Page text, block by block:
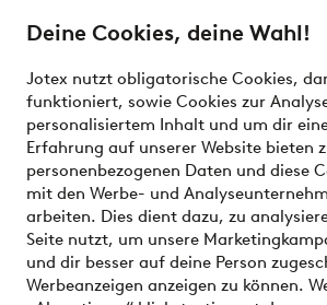
Deine Cookies, deine Wahl!
Jotex nutzt obligatorische Cookies,
funktioniert, sowie Cookies zur
personalisiertem Inhalt und um dir
Erfahrung auf unserer Website bieten
personenbezogenen Daten und diese
mit den Werbe- und
arbeiten. Dies dient dazu, zu
Seite nutzt, um unsere
und dir besser auf deine Person
Werbeanzeigen anzeigen zu können.
Bedingungen
Sichere Zahlungen - Jetzt bezahlen
Möchtest du mehr über
Zahlungsmöglichkeiten